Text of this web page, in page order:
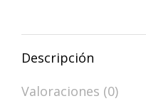
WhatsAppFacebook
X
Descripción
Valoraciones (0)